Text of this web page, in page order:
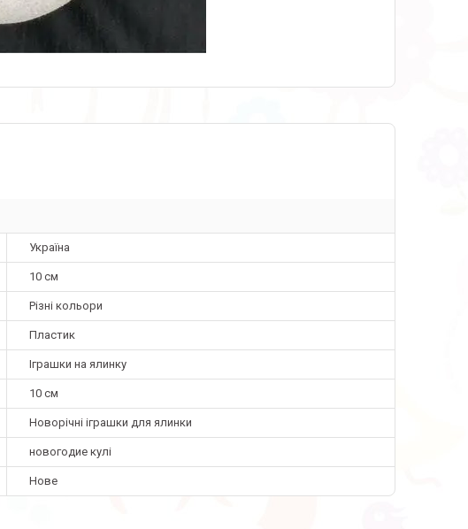
Україна
10 см
Різні кольори
Пластик
Іграшки на ялинку
10 см
Новорічні іграшки для ялинки
новогодие кулі
Нове